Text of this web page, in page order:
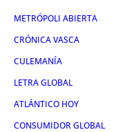
METRÓPOLI ABIERTA
CRÓNICA VASCA
CULEMANÍA
LETRA GLOBAL
ATLÁNTICO HOY
CONSUMIDOR GLOBAL